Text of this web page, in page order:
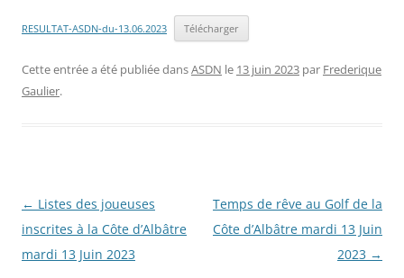
RESULTAT-ASDN-du-13.06.2023 Télécharger
Cette entrée a été publiée dansASDN le 13 juin 2023 par Frederique
Gaulier.
Navigation
des
articles
← Listes des joueuses
inscrites à la Côte d’Albâtre
mardi 13 Juin 2023
Temps de rêve au Golf de la
Côte d’Albâtre mardi 13 Juin
2023 →